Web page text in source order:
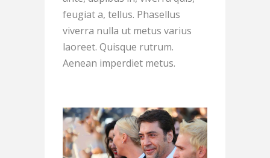
feugiat a, tellus. Phasellus
viverra nulla ut metus varius
laoreet. Quisque rutrum.
Aenean imperdiet metus.